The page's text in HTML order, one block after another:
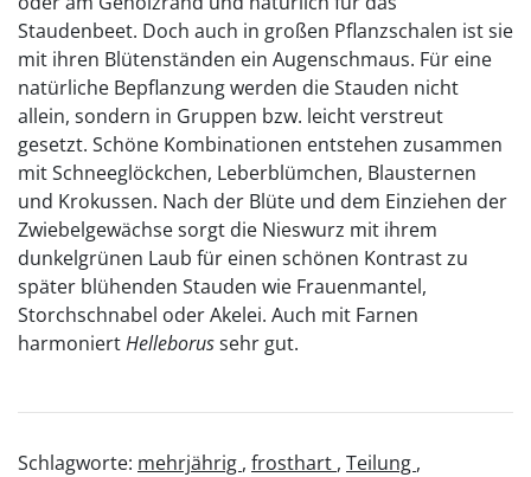
Staudenbeet. Doch auch in großen Pflanzschalen ist sie
mit ihren Blütenständen ein Augenschmaus. Für eine
natürliche Bepflanzung werden die Stauden nicht
allein, sondern in Gruppen bzw. leicht verstreut
gesetzt. Schöne Kombinationen entstehen zusammen
mit Schneeglöckchen, Leberblümchen, Blausternen
und Krokussen. Nach der Blüte und dem Einziehen der
Zwiebelgewächse sorgt die Nieswurz mit ihrem
dunkelgrünen Laub für einen schönen Kontrast zu
später blühenden Stauden wie Frauenmantel,
Storchschnabel oder Akelei. Auch mit Farnen
harmoniertHelleborussehr gut.
Schlagworte: mehrjährig , frosthart , Teilung ,